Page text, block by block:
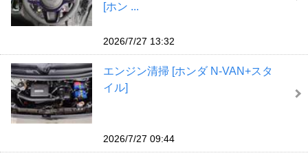
[ホン ...
2026/7/27 13:32
エンジン清掃 [ホンダ N-VAN+スタ
イル]
2026/7/27 09:44